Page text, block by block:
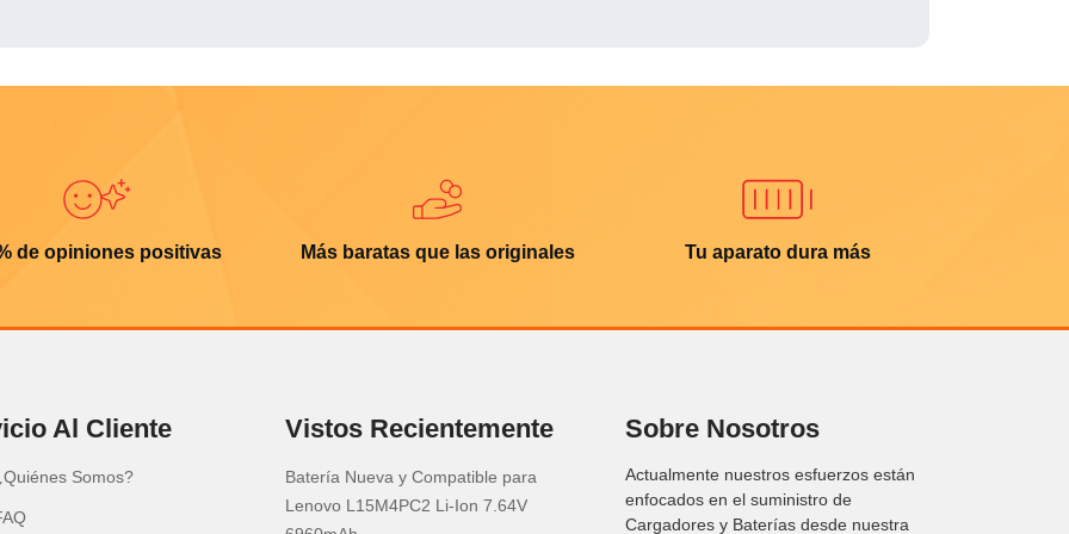
de opiniones positivas Más baratas que las originales Tu aparato dura más
Al Cliente
Somos?
Vistos Recientemente
Batería Nueva y Compatible para
Lenovo L15M4PC2 Li-Ion 7.64V
Sobre Nosotros
Actualmente nuestros esfuerzos están
enfocados en el suministro de
Cargadores y Baterías desde nuestra